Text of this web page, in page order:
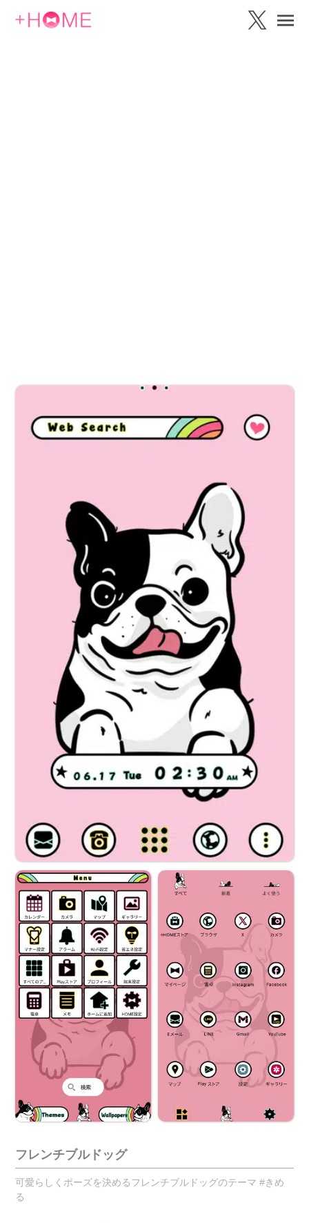
フレンチブルドッグ
可愛らしくポーズを決めるフレンチブルドッグのテーマ #きめ
る